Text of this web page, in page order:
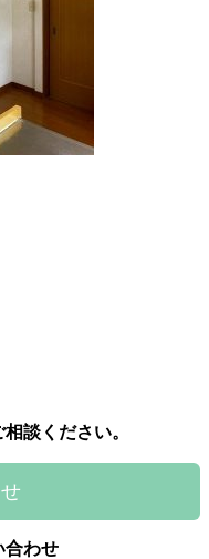
談ください。
合わせ